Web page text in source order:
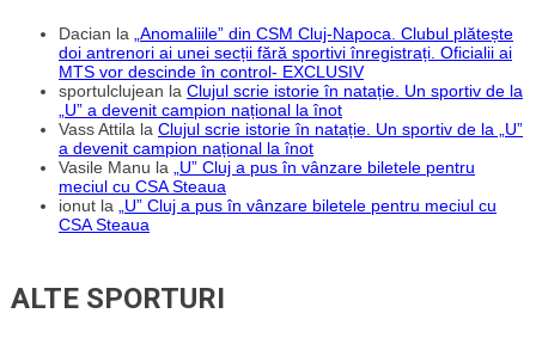
Dacian la
„Anomaliile” din CSM Cluj-Napoca. Clubul plătește
doi antrenori ai unei secții fără sportivi înregistrați. Oficialii ai
MTS vor descinde în control- EXCLUSIV
sportulclujean la Clujul scrie istorie în natație. Un sportiv de la
„U” a devenit campion național la înot
Vass Attila la Clujul scrie istorie în natație. Un sportiv de la „U”
a devenit campion național la înot
Vasile Manu la
„U” Cluj a pus în vânzare biletele pentru
meciul cu CSA Steaua
ionut la
„U” Cluj a pus în vânzare biletele pentru meciul cu
CSA Steaua
ALTE SPORTURI